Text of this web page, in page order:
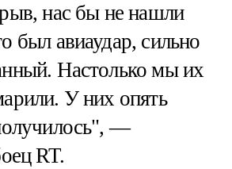
нас бы не нашли
был авиаудар, сильно
Настолько мы их
У них опять
—
RT.